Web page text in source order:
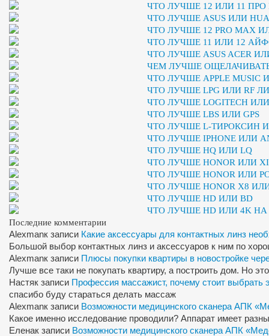
ЧТО ЛУЧШЕ 12 ИЛИ 11
ЧТО ЛУЧШЕ ASUS ИЛИ
ЧТО ЛУЧШЕ 12 PRO MAX
ЧТО ЛУЧШЕ 11 ИЛИ 12
ЧТО ЛУЧШЕ ASUS ACER
ЧЕМ ЛУЧШЕ
ЧТО ЛУЧШЕ APPLE MUSIC
ЧТО ЛУЧШЕ LPG ИЛИ RF
ЧТО ЛУЧШЕ LOGITECH ИЛИ
ЧТО ЛУЧШЕ LBS ИЛИ GPS
ЧТО ЛУЧШЕ L-ТИРОКСИН
ЧТО ЛУЧШЕ IPHONE ИЛИ
ЧТО ЛУЧШЕ HQ ИЛИ LQ
ЧТО ЛУЧШЕ HONOR ИЛИ
ЧТО ЛУЧШЕ HONOR ИЛИ
ЧТО ЛУЧШЕ HONOR X8 ИЛИ
ЧТО ЛУЧШЕ HD ИЛИ BD
ЧТО ЛУЧШЕ HD ИЛИ 4K
Последние комментарии
Alexmanк записи Какие аксессуары для контактных линз
Большой выбор контактных линз и аксессуаров к ним по
Alexmanк записи Плюсы покупки квартиры в новостройке
Лучше все таки не покупать квартиру, а построить дом. Но
Настяк записи Профессия массажист, почему стоит выбрать
спасибо буду стараться делать массаж
Alexmanк записи Возможности медицинского сканера АПК
Какое именно исследование проводили? Аппарат имеет
Еленак записи Возможности медицинского сканера АПК